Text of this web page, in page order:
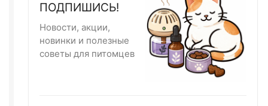
ПОДПИШИСЬ!
Новости, акции,
новинки и полезные
советы для питомцев